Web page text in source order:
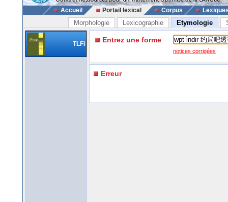
Accueil Portail lexical Corpus
Morphologie Lexicographie Etymologie
TLFi Entrez une forme
notices corrigées
Erreur